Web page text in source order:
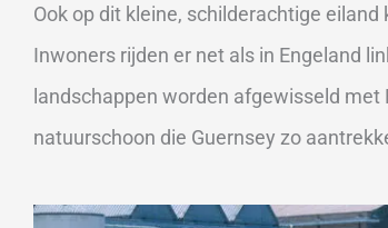
Ook op dit kleine, schilderachtige eiland
Inwoners rijden er net als in Engeland
landschappen worden afgewisseld
natuurschoon die Guernsey zo